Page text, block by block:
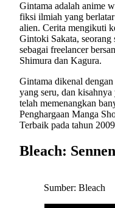
Gintama adalah anime
fiksi ilmiah yang
alien. Cerita mengikuti
Gintoki Sakata, seorang
sebagai freelancer
Shimura dan Kagura.
Gintama dikenal
yang seru, dan
telah memenangkan
Penghargaan Manga
Terbaik pada tahun
Bleach:
Sumber: Bleach